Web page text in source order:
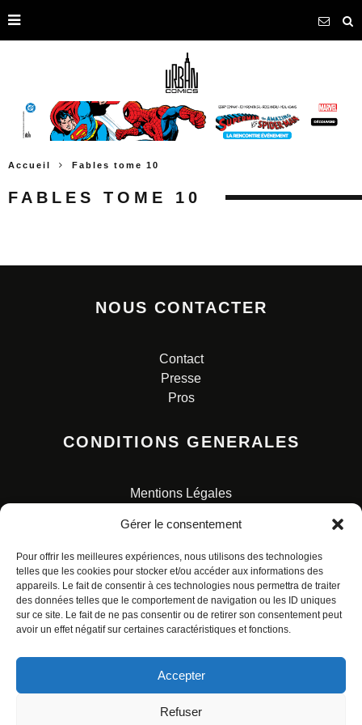
Gérer le consentement
Pour offrir les meilleures expériences, nous utilisons des technologies
telles que les cookies pour stocker et/ou accéder aux informations des
appareils. Le fait de consentir à ces technologies nous permettra de traiter
des données telles que le comportement de navigation ou les ID uniques
sur ce site. Le fait de ne pas consentir ou de retirer son consentement peut
avoir un effet négatif sur certaines caractéristiques et fonctions.
Accepter
Refuser
Accueil Fables tome 10
FABLES TOME 10
NOUS CONTACTER
Contact
Presse
Pros
CONDITIONS GENERALES
Mentions Légales
Charte pour la protection des données personnelles
© ALL RIGHTS RESERVED. URBAN COMICS POUR LES